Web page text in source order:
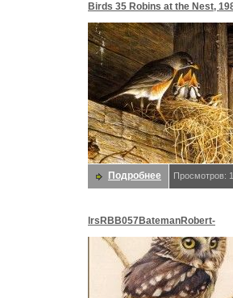
Birds 35 Robins at the Nest,
Robert Bateman sqs.
Подробнее Просмотров:
lrsRBB057BatemanRobert-
SawWhetOwl. Bateman, Роберт